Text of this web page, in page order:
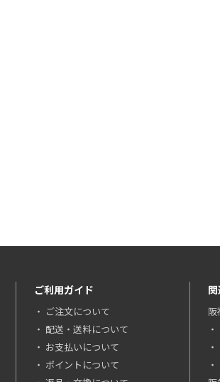
ご利用ガイド
ご注文について
配送・送料について
お支払いについて
ポイントについて
阪